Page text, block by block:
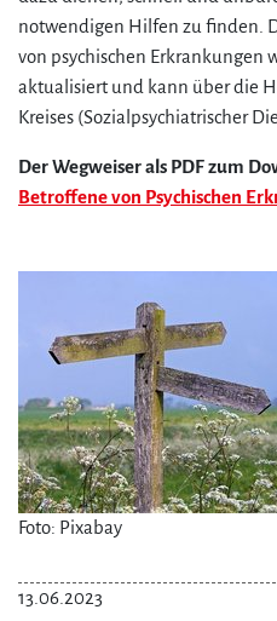
notwendigen Hilfen zu finden.
von psychischen Erkrankungen
aktualisiert und kann über die
Kreises (Sozialpsychiatrischer
Der Wegweiser als PDF zum
Betroffene von Psychischen
Foto: Pixabay
13.06.2023